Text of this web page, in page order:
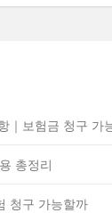
｜보험금 청구 가
총정리
청구 가능할까